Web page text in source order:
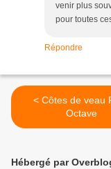
venir plus
pour toutes
Répondre
< Côtes de veau Père
Octave
Hébergé par